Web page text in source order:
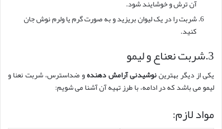
آن ترش و خوشایند شود.
شربت را در یک لیوان بریزید و به صورت گرم یا ولرم نوش جان
کنید.
3.شربت نعناع و لیمو
یکی از دیگر بهتریننوشیدنی آرامش دهندهو ضداسترس، شربت نعنا و
لیمو می باشد که در ادامه، با طرز تهیه آن آشنا می شویم:
مواد لازم: